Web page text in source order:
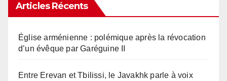
Articles Récents
Église arménienne : polémique après la révocation
d’un évêque par Garéguine II
Entre Erevan et Tbilissi, le Javakhk parle à voix